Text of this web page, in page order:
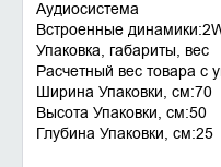
Аудиосистема
Встроенные
Упаковка, габариты, вес
Расчетный вес товара с
Ширина Упаковки, см:70
Высота Упаковки, см:50
Глубина Упаковки, см:25